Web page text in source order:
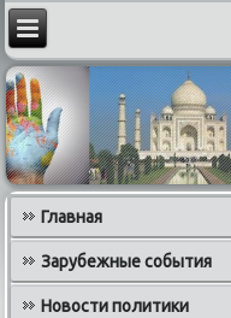
Главная
Зарубежные события
Новости политики